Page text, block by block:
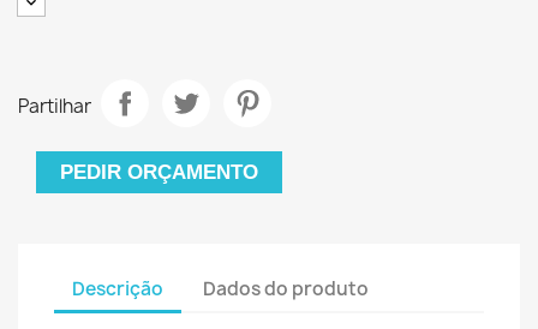
Partilhar
PEDIR ORÇAMENTO
Descrição Dados do produto